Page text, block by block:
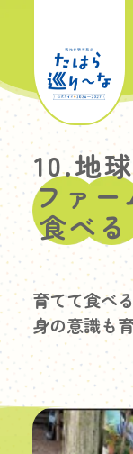
10.地
ファ
食べ
育てて食べ
身の意識も